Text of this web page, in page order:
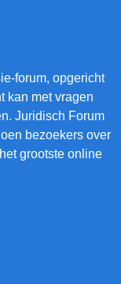
forum, opgericht
kan met vragen
Juridisch Forum
bezoekers over
grootste online